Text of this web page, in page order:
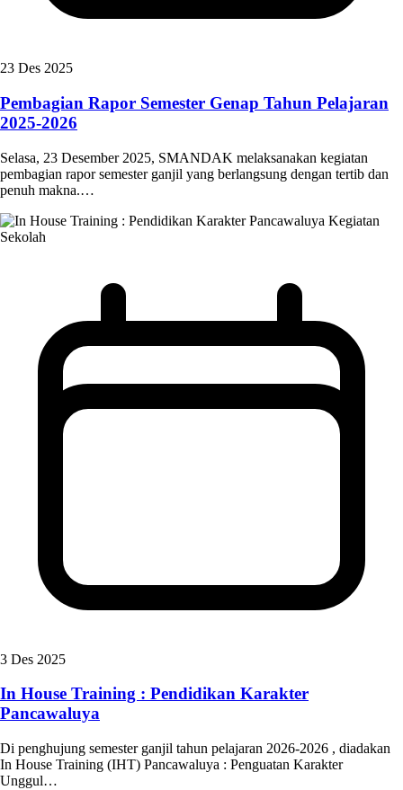
23 Des 2025
Pembagian Rapor Semester Genap Tahun Pelajaran
2025-2026
Selasa, 23 Desember 2025, SMANDAK melaksanakan kegiatan
pembagian rapor semester ganjil yang berlangsung dengan tertib dan
penuh makna.…
Kegiatan
Sekolah
3 Des 2025
In House Training : Pendidikan Karakter
Pancawaluya
Di penghujung semester ganjil tahun pelajaran 2026-2026 , diadakan
In House Training (IHT) Pancawaluya : Penguatan Karakter
Unggul…